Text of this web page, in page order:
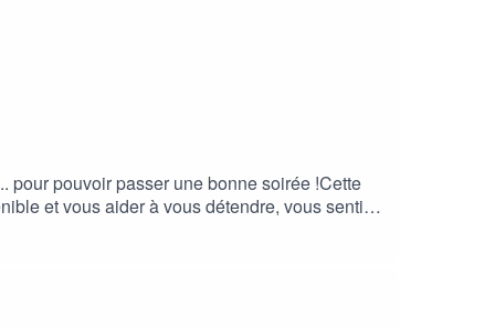
pour pouvoir passer une bonne soirée !Cette
et vous aider à vous détendre, vous sentir
découvrez l'accompagnement anti-stress